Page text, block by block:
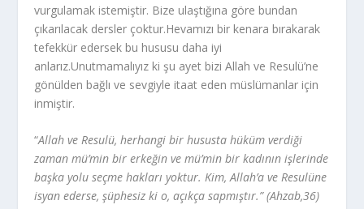
vurgulamak istemiştir. Bize ulaştığına göre bundan
çıkarılacak dersler çoktur.Hevamızı bir kenara bırakarak
tefekkür edersek bu hususu daha iyi
anlarız.Unutmamalıyız ki şu ayet bizi Allah ve Resulü’ne
gönülden bağlı ve sevgiyle itaat eden müslümanlar için
inmiştir.
“Allah ve Resulü, herhangi bir hususta hüküm verdiği
zaman mü­’min bir erkeğin ve mü’min bir kadının işlerinde
başka yolu seçme hakları yoktur. Kim, Allah’a ve Resulüne
isyan ederse, şüphesiz ki o, açıkça sapmıştır.” (Ahzab,36)